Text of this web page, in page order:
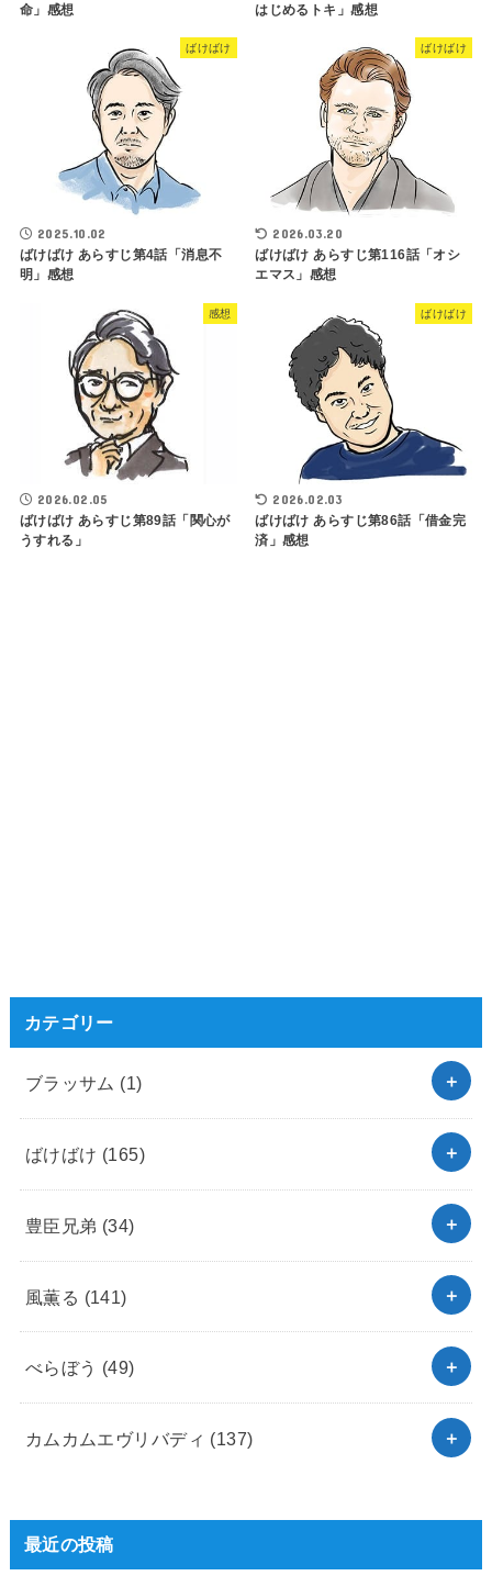
命」感想
はじめるトキ」感想
ばけばけ
2025.10.02
ばけばけ あらすじ第4話「消息不
明」感想
ばけばけ
2026.03.20
ばけばけ あらすじ第116話「オシ
エマス」感想
感想
2026.02.05
ばけばけ あらすじ第89話「関心が
うすれる」
ばけばけ
2026.02.03
ばけばけ あらすじ第86話「借金完
済」感想
カテゴリー
ブラッサム (1)
ばけばけ (165)
豊臣兄弟 (34)
風薫る (141)
べらぼう (49)
カムカムエヴリバディ (137)
最近の投稿